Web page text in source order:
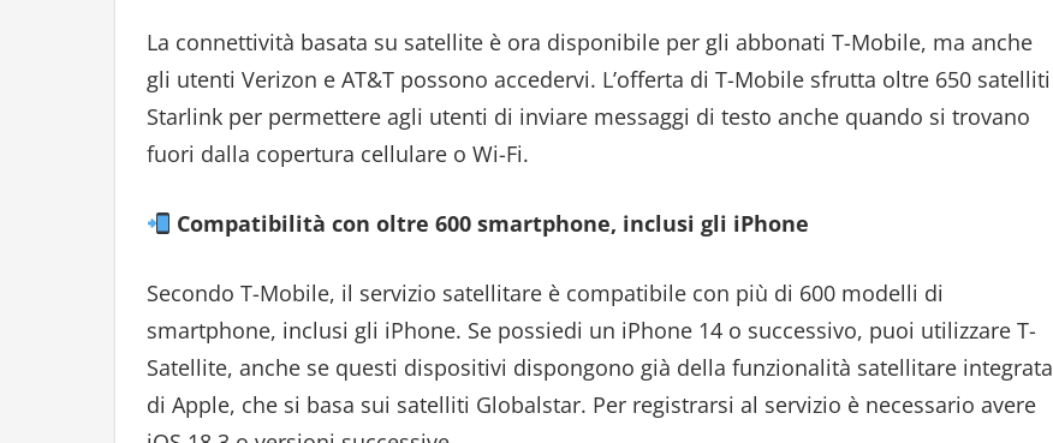
La connettività basata su satellite è ora disponibile per gli abbonati T-Mobile, ma anche
gli utenti Verizon e AT&T possono accedervi. L’offerta di T-Mobile sfrutta oltre 650 satelliti
Starlink per permettere agli utenti di inviare messaggi di testo anche quando si trovano
fuori dalla copertura cellulare o Wi-Fi.
Compatibilità con oltre 600 smartphone, inclusi gli iPhone
Secondo T-Mobile, il servizio satellitare è compatibile con più di 600 modelli di
smartphone, inclusi gli iPhone. Se possiedi un iPhone 14 o successivo, puoi utilizzare T-
Satellite, anche se questi dispositivi dispongono già della funzionalità satellitare integrata
di Apple, che si basa sui satelliti Globalstar. Per registrarsi al servizio è necessario avere